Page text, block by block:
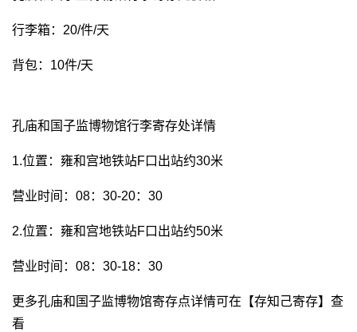
行李箱：20/件/天
背包：10件/天
孔庙和国子监博物馆行李寄存处详情
1.位置：雍和宫地铁站F口出站约30米
营业时间：08：30-20：30
2.位置：雍和宫地铁站F口出站约50米
营业时间：08：30-18：30
更多孔庙和国子监博物馆寄存点详情可在【存知己寄存】查
看